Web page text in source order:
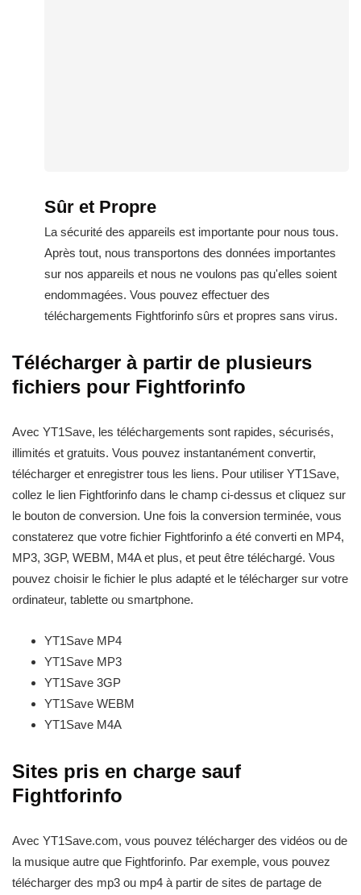
Sûr et Propre
La sécurité des appareils est importante pour nous tous.
Après tout, nous transportons des données importantes
sur nos appareils et nous ne voulons pas qu'elles soient
endommagées. Vous pouvez effectuer des
téléchargements Fightforinfo sûrs et propres sans virus.
Télécharger à partir de plusieurs
fichiers pour Fightforinfo
Avec YT1Save, les téléchargements sont rapides, sécurisés,
illimités et gratuits. Vous pouvez instantanément convertir,
télécharger et enregistrer tous les liens. Pour utiliser YT1Save,
collez le lien Fightforinfo dans le champ ci-dessus et cliquez sur
le bouton de conversion. Une fois la conversion terminée, vous
constaterez que votre fichier Fightforinfo a été converti en MP4,
MP3, 3GP, WEBM, M4A et plus, et peut être téléchargé. Vous
pouvez choisir le fichier le plus adapté et le télécharger sur votre
ordinateur, tablette ou smartphone.
YT1Save MP4
YT1Save MP3
YT1Save 3GP
YT1Save WEBM
YT1Save M4A
Sites pris en charge sauf
Fightforinfo
Avec YT1Save.com, vous pouvez télécharger des vidéos ou de
la musique autre que Fightforinfo. Par exemple, vous pouvez
télécharger des mp3 ou mp4 à partir de sites de partage de